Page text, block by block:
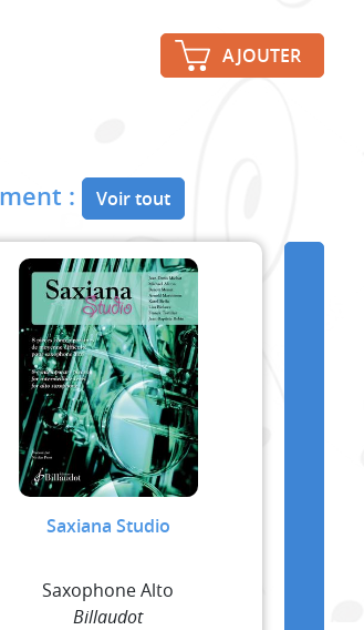
AJOUTER
: Voir tout
Saxiana Studio
Saxophone Alto
Billaudot